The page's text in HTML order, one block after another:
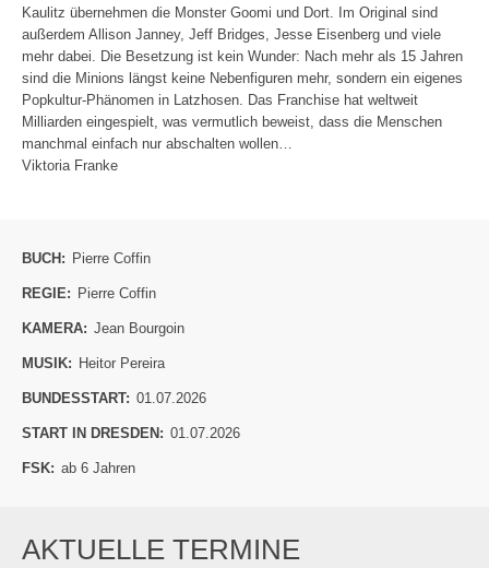
Kaulitz übernehmen die Monster Goomi und Dort. Im Original sind
außerdem Allison Janney, Jeff Bridges, Jesse Eisenberg und viele
mehr dabei. Die Besetzung ist kein Wunder: Nach mehr als 15 Jahren
sind die Minions längst keine Nebenfiguren mehr, sondern ein eigenes
Popkultur-Phänomen in Latzhosen. Das Franchise hat weltweit
Milliarden eingespielt, was vermutlich beweist, dass die Menschen
manchmal einfach nur abschalten wollen…
Viktoria Franke
BUCH: Pierre Coffin
REGIE: Pierre Coffin
KAMERA: Jean Bourgoin
MUSIK: Heitor Pereira
BUNDESSTART: 01.07.2026
START IN DRESDEN: 01.07.2026
FSK: ab 6 Jahren
AKTUELLE TERMINE